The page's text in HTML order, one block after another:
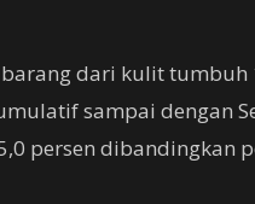
dari kulit tumbuh
sampai dengan
persen dibandingkan